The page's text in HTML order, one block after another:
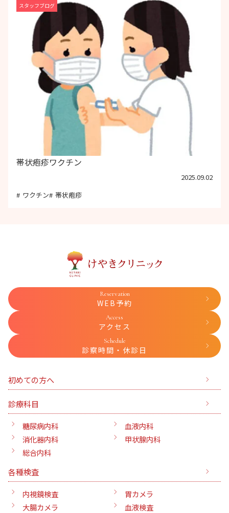
スタッフブログ
帯状疱疹ワクチン
2025.09.02
ワクチン
帯状疱疹
Reservation
WEB予約
Access
アクセス
Schedule
診察時間・休診日
初めての方へ
診療科目
糖尿病内科
血液内科
消化器内科
甲状腺内科
総合内科
各種検査
内視鏡検査
胃カメラ
大腸カメラ
血液検査